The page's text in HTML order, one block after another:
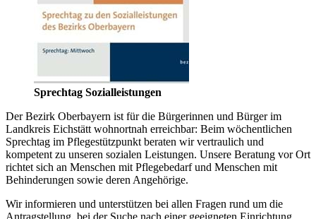
Sprechtag Sozialleistungen
Der Bezirk Oberbayern ist für die Bürgerinnen und Bürger im
Landkreis Eichstätt wohnortnah erreichbar: Beim wöchentlichen
Sprechtag im Pflegestützpunkt beraten wir vertraulich und
kompetent zu unseren sozialen Leistungen. Unsere Beratung vor Ort
richtet sich an Menschen mit Pflegebedarf und Menschen mit
Behinderungen sowie deren Angehörige.
Wir informieren und unterstützen bei allen Fragen rund um die